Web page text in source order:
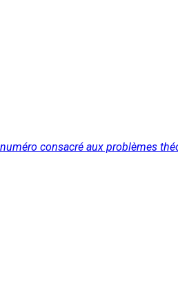
consacré aux problèmes